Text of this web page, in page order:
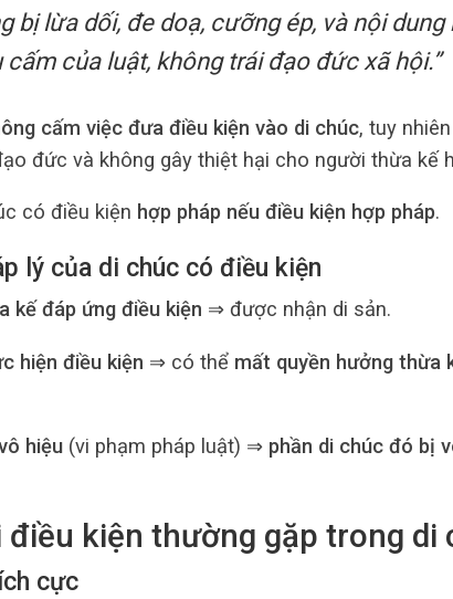
bị lừa dối, đe doạ, cưỡng ép, và nội dung
cấm của luật, không trái đạo đức xã hội.”
cấm việc đưa điều kiện vào di chúc, tuy nhiên
đức và không gây thiệt hại cho người thừa kế
có điều kiện hợp pháp nếu điều kiện hợp pháp.
lý của di chúc có điều kiện
kế đáp ứng điều kiện ⇒ được nhận di sản.
hiện điều kiện ⇒ có thể mất quyền hưởng thừa
hiệu(vi phạm pháp luật) ⇒ phần di chúc đó bị
điều kiện thường gặp trong di
cực